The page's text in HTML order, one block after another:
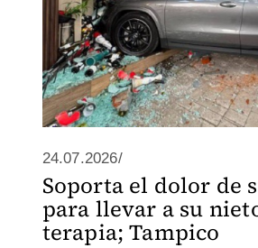
24.07.2026/
Soporta el dolor de
para llevar a su
terapia; Tampico